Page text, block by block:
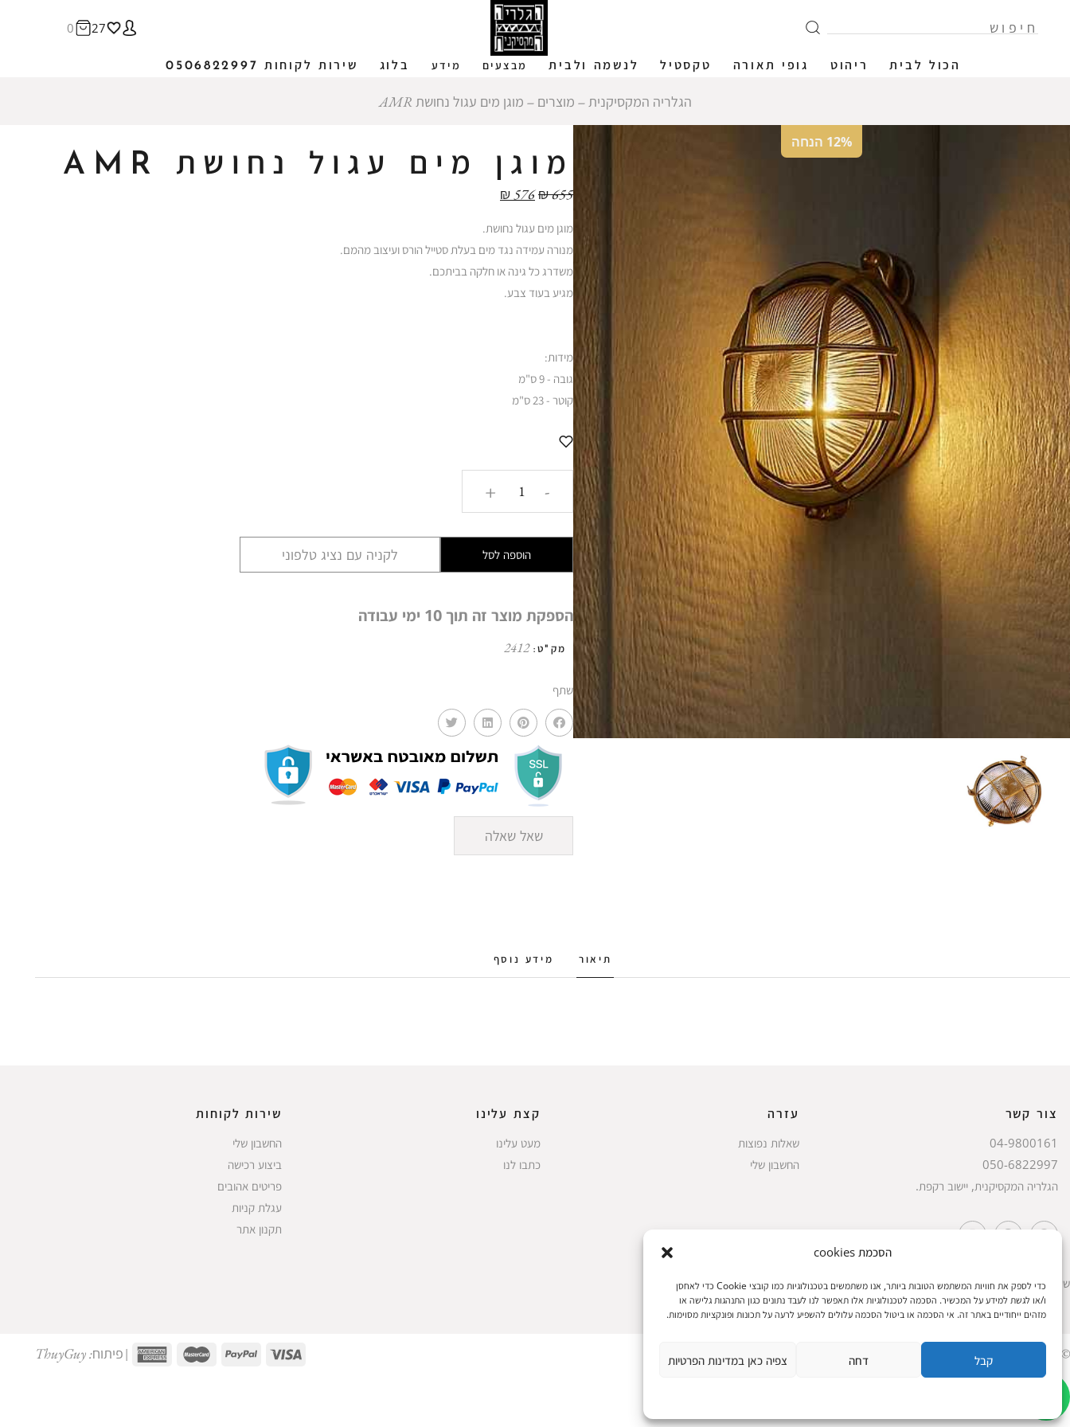
הסכמת cookies
כדי לספק את חוויות המשתמש הטובות ביותר, אנו משתמשים בטכנולוגיות כמו קובצי Cookie כדי לאחסן
ו/או לגשת למידע על המכשיר. הסכמה לטכנולוגיות אלו תאפשר לנו לעבד נתונים כגון התנהגות גלישה או
מזהים ייחודיים באתר זה. אי הסכמה או ביטול הסכמה עלולים להשפיע לרעה על תכונות ופונקציות מסוימות.
קבל דחה צפיה כאן במדינות הפרטיות
הכול לבית ריהוט גופי תאורה טקסטיל לנשמה ולבית מבצעים מידע בלוג שירות לקוחות 0506822997
27
0
הגלריה המקסיקנית ‒ מוצרים ‒ מוגן מים עגול נחושת AMR
12% הנחה
מוגן מים עגול נחושת AMR
₪655
₪576
מוגן מים עגול נחושת.
מנורה עמידה נגד מים בעלת סטייל הורס ועיצוב מהמם.
משדרג כל גינה או חלקה בביתכם.
מגיע בעוד צבע.
מידות:
גובה - 9 ס"מ
קוטר - 23 ס"מ
-
AMR
+
הוספה לסל לקניה עם נציג טלפוני
הספקת מוצר זה תוך 10 ימי עבודה
מק"ט: 2412
שתף
שאל שאלה
תיאור מידע נוסף
צור קשר
04-9800161
050-6822997
הגלריה המקסיקנית, יישוב רקפת.
עזרה
שאלות נפוצות
החשבון שלי
קצת עלינו
מעט עלינו
כתבו לנו
שירות לקוחות
החשבון שלי
ביצוע רכישה
פריטים אהובים
עגלת קניות
תקנון אתר
שעות הפעילות: ראשון עד חמישי 8 עד 18| שישי 8 עד 15 | שבת 10 עד 17
© 2023 כל הזכיות שמורות להגלריה המקסיקנית | פיתוח: ThuyGuy